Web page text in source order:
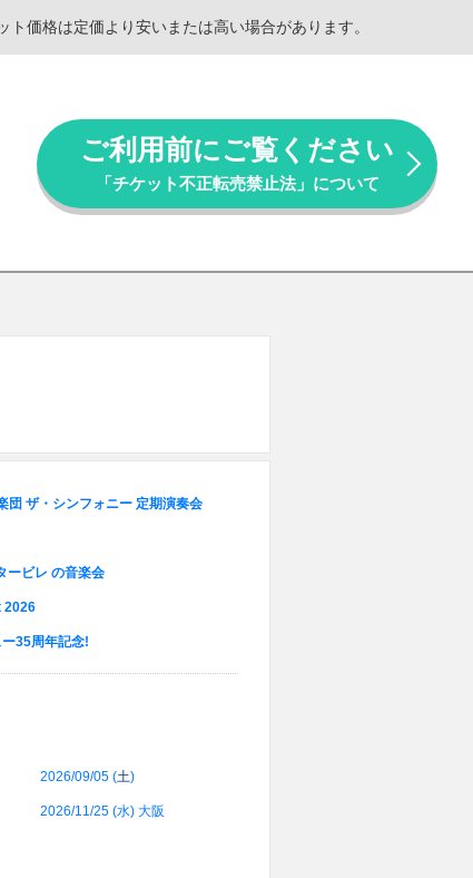
価格は定価より安いまたは高い場合があります。
ご利用前にご覧ください
「チケット不正転売禁止法」について
団 ザ・シンフォニー 定期演奏会
ービレ の音楽会
2026
35周年記念!
2026/09/05 (土)
2026/11/25 (水) 大阪